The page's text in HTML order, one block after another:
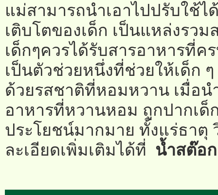
แม่สามารถนำเอาไปปรับใช้
เติบโตของเด็ก เป็นแหล่งรว
เด็กๆควรได้รับสารอาหารที่
เป็นตัวช่วยหนึ่งที่ช่วยให้เด็ก
ด้วยรสชาติที่หอมหวาน เมื่อน
อาหารที่หวานหอม ถูกปากเ
ประโยชน์มากมาย ทั้งแร่ธาตุ
ละเอียดเพิ่มเติมได้ที่ น้ำสต๊อ